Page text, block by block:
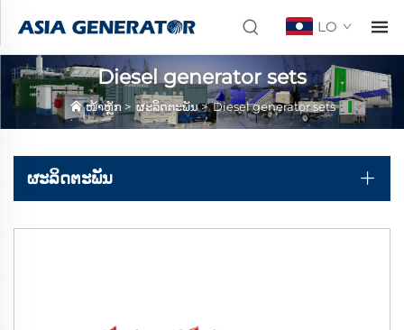
LO
Diesel generator sets
ໜ້າຫຼັກ> ຜະລິດຕະພັນ>Diesel generator sets
ຜະລິດຕະພັນ